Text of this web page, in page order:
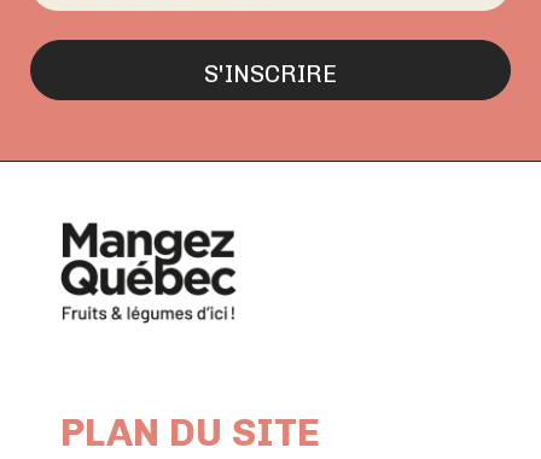
PLAN DU SITE